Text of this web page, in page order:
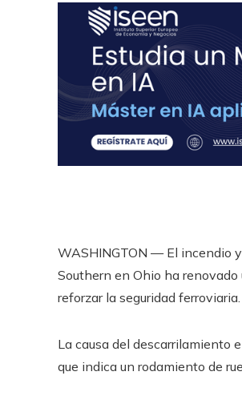
WASHINGTON — El incendio
Southern en Ohio ha
reforzar la seguridad ferroviaria.
La causa del descarrilamiento
que indica un rodamiento de